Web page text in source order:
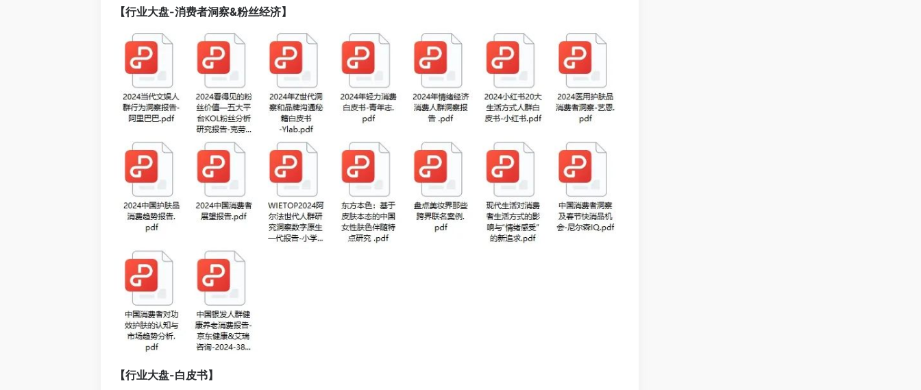
【行业大盘-消费者洞察&粉丝经济】
【行业大盘-白皮书】